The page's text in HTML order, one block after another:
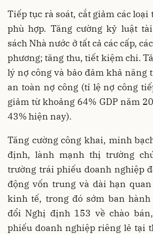
Tiếp tục rà soát, cắt giảm các loại
phù hợp. Tăng cường kỷ luật
sách Nhà nước ở tất cả các cấp,
phương; tăng thu, tiết kiệm chi.
lý nợ công và bảo đảm khả năng
an toàn nợ công (tỉ lệ nợ công
giảm từ khoảng 64% GDP năm
43% hiện nay).
Tăng cường công khai, minh
định, lành mạnh thị trường
trường trái phiếu doanh nghiệp
động vốn trung và dài hạn
kinh tế, trong đó sớm ban
đổi Nghị định 153 về chào
phiếu doanh nghiệp riêng lẻ tại